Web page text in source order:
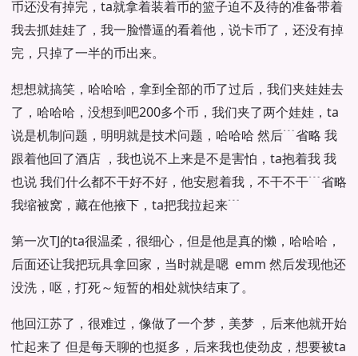
币还没有掉完，ta就拿着装着币的篮子迫不及待的准备带着
我去抓娃娃了，我一脸懵逼的看着他，说卡币了，还没有掉
完，只掉了一半的币出来。
想想就搞笑，哈哈哈，拿到全部的币了过后，我们夹娃娃去
了，哈哈哈，没想到吧200多个币，我们夹了两个娃娃，ta
说是机制问题，明明就是技术问题，哈哈哈 然后﹉省略 我
跟着他回了酒店 ，我也说不上来是不是害怕，ta抱着我 我
也说 我们什么都不干好不好，他安慰着我，不干不干﹉省略
我缩被窝，藏在他掖下，ta把我拉起来﹉
第一次TJ的ta很温柔，很细心，但是他是真的懒，哈哈哈，
后面还让我把玩具拿回家，当时就是嗯 emm 然后发现他还
没洗，呕，打死～短暂的相处就快结束了。
他回江苏了，很难过，像做了一个梦，美梦 ，后来他就开始
忙起来了 但是每天聊的也挺多，后来我也使劲皮，想要被ta